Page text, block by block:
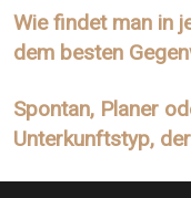
Wie findet man in
dem besten
Spontan, Planer
Unterkunftstyp,